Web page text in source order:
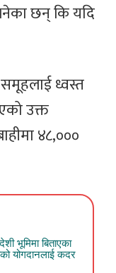
छन् कि यदि
ध्वस्त
उक्त
४८,०००
भूमिमा बिताएका
योगदानलाई कदर